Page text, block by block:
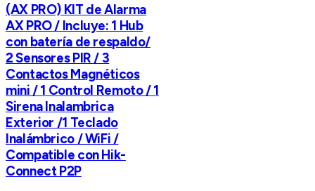
(AX PRO) KIT de Alarma
AX PRO / Incluye: 1 Hub
con batería de respaldo/
2 Sensores PIR / 3
Contactos Magnéticos
mini / 1 Control Remoto / 1
Sirena Inalambrica
Exterior /1 Teclado
Inalámbrico / WiFi /
Compatible con Hik-
Connect P2P